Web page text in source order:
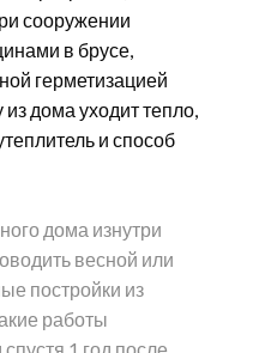
сооружении
в брусе,
герметизацией
дома уходит тепло,
и способ
дома изнутри
весной или
постройки из
работы
1 год после